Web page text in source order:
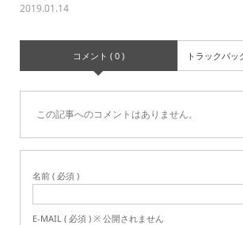
2019.01.14
コメント ( 0 ) トラックバッ
この記事へのコメントはありません。
名前 ( 必須 )
E-MAIL ( 必須 ) ※ 公開されません